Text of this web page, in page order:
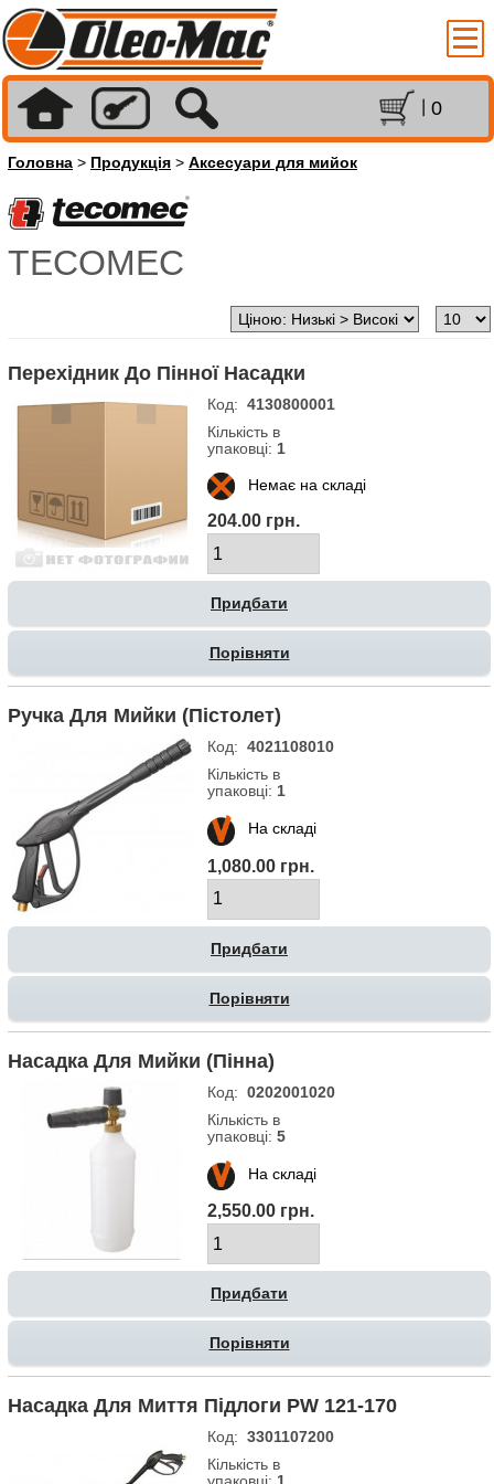
0
Головна > Продукція > Аксесуари для мийок
TECOMEC
Перехідник До Пінної Насадки
Код: 4130800001
Кількість в
упаковці: 1
Немає на складі
204.00 грн.
Порівняти
Ручка Для Мийки (пістолет)
Код: 4021108010
Кількість в
упаковці: 1
На складі
1,080.00 грн.
Порівняти
Насадка Для Мийки (пінна)
Код: 0202001020
Кількість в
упаковці: 5
На складі
2,550.00 грн.
Порівняти
Насадка Для Миття Підлоги PW 121-170
Код: 3301107200
Кількість в